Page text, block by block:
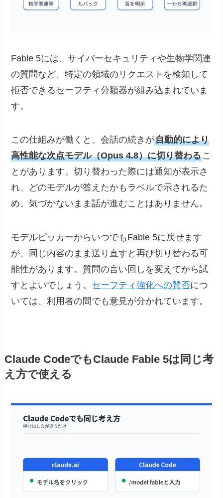
Fable 5には、サイバーセキュリティや生物学関連
の質問など、特定の領域のリクエストを検知して
拒否できるセーフティ分類器が組み込まれていま
す。
この仕組みが働くと、会話の続きが自動的により
高性能な次点モデル（Opus 4.8）に切り替わるこ
とがあります。切り替わった際には通知が表示さ
れ、どのモデルが答えたかもラベルで示されるた
め、気づかないまま話が進むことはありません。
モデルピッカーからいつでもFable 5に戻せます
が、同じ内容のまま送り直すと再び切り替わる可
能性があります。質問の言い回しを変えてから試
すとよいでしょう。 セーフティ強化への賛否につ
いては、利用者の間でも意見が分かれています。
Claude CodeでもClaude Fable 5は同じ考
え方で使える